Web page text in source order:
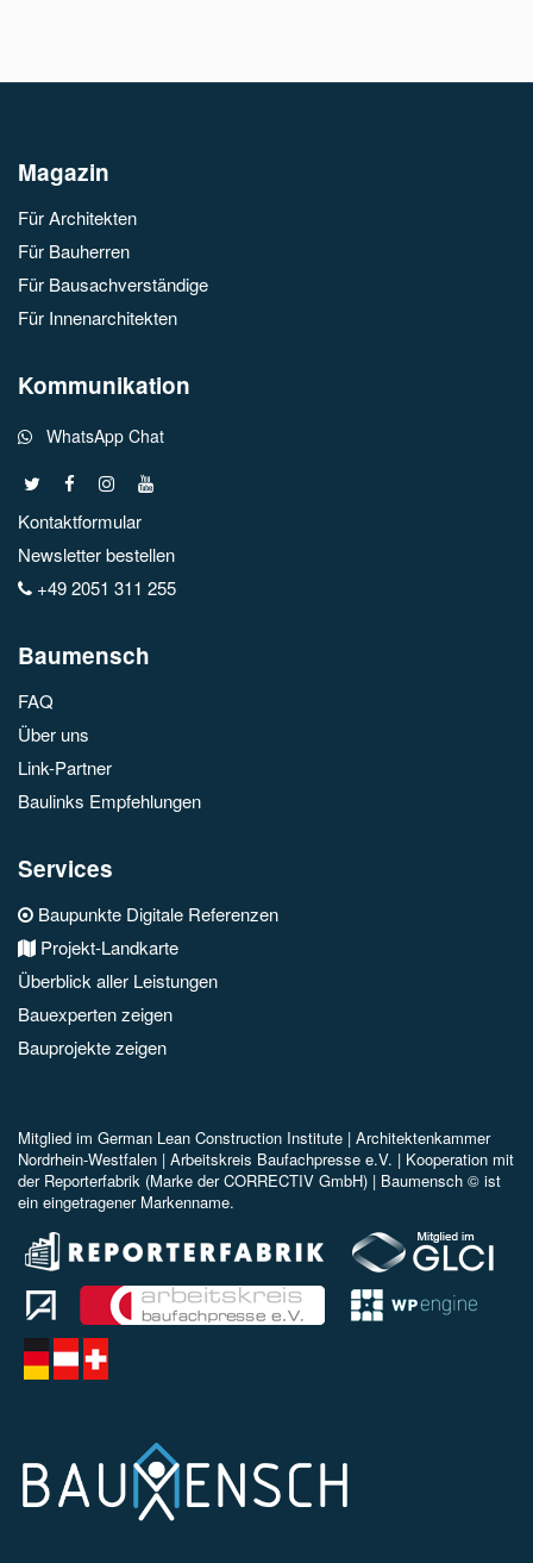
Magazin
Für Architekten
Für Bauherren
Für Bausachverständige
Für Innenarchitekten
Kommunikation
WhatsApp Chat
Kontaktformular
Newsletter bestellen
+49 2051 311 255
Baumensch
FAQ
Über uns
Link-Partner
Baulinks Empfehlungen
Services
Baupunkte Digitale Referenzen
Projekt-Landkarte
Überblick aller Leistungen
Bauexperten zeigen
Bauprojekte zeigen
Mitglied im German Lean Construction Institute | Architektenkammer
Nordrhein-Westfalen | Arbeitskreis Baufachpresse e.V. | Kooperation mit
der Reporterfabrik (Marke der CORRECTIV GmbH) | Baumensch © ist
ein eingetragener Markenname.